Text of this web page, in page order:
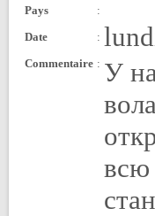
Pays
:
Date
:
Commentaire : У
всю